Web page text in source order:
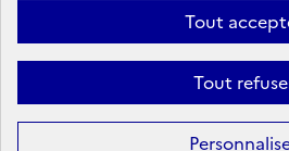
Tout
Tout
Sauf mention contraire, tous les contenus